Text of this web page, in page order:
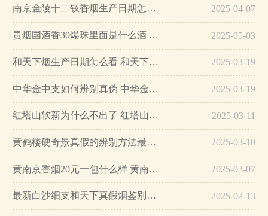
南京金陵十二钗香烟生产日期怎么看 南京金陵十二钗香烟保质期… 2025-04-07
贵烟国酒香30爆珠里面是什么酒 贵烟国酒香30怎么辨别真假… 2025-05-03
和天下烟生产日期怎么看 和天下烟真假辨别方法六个方面… 2025-03-19
中华金中支如何辨别真伪 中华金中支真假烟鉴别方法… 2025-03-19
红塔山软新为什么不出了 红塔山软新烟停售原因详解… 2025-03-11
黄鹤楼硬奇景真假的辨别方法最简单版… 2025-03-10
黄南京香烟20元一包什么样 黄南京香烟真假鉴别… 2025-03-07
最新白沙细支和天下真假烟鉴别指南… 2025-02-13